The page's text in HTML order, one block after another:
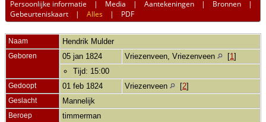
Persoonlijke informatie | Media |Aantekeningen | Bronnen |
Gebeurteniskaart |Alles | PDF
Naam Hendrik Mulder
Geboren 05 jan 1824 Vriezenveen, Vriezenveen [1 ]
Tijd: 15:00
Gedoopt 01 feb 1824 Vriezenveen [2]
Geslacht Mannelijk
Beroep timmerman